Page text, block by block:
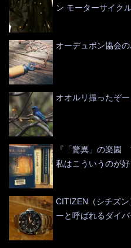
ン モーターサイク
オーデュボン協会
オオルリ撮ったぞー
『「驚異」の楽園
私はこういうのが
CITIZEN（シチズ
ーと呼ばれるダイ